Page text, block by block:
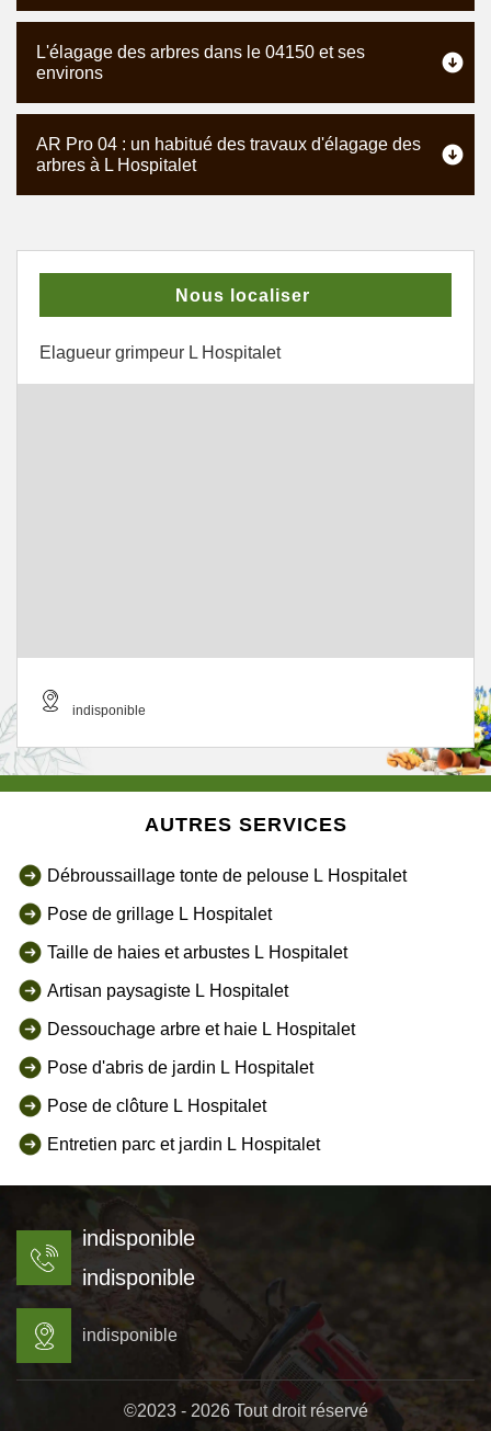
L'élagage des arbres dans le 04150 et ses
environs
AR Pro 04 : un habitué des travaux d'élagage des
arbres à L Hospitalet
Nous localiser
Elagueur grimpeur L Hospitalet
indisponible
AUTRES SERVICES
Débroussaillage tonte de pelouse L Hospitalet
Pose de grillage L Hospitalet
Taille de haies et arbustes L Hospitalet
Artisan paysagiste L Hospitalet
Dessouchage arbre et haie L Hospitalet
Pose d'abris de jardin L Hospitalet
Pose de clôture L Hospitalet
Entretien parc et jardin L Hospitalet
indisponible
indisponible
indisponible
©2023 - 2026 Tout droit réservé